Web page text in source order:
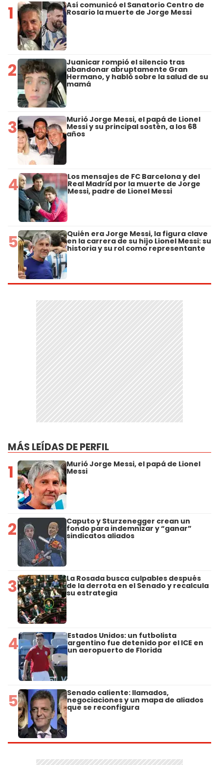
1 Así comunicó el Sanatorio Centro de
Rosario la muerte de Jorge Messi
2 Juanicar rompió el silencio tras
abandonar abruptamente Gran
Hermano, y habló sobre la salud de su
mamá
3 Murió Jorge Messi, el papá de Lionel
Messi y su principal sostén, a los 68
años
4 Los mensajes de FC Barcelona y del
Real Madrid por la muerte de Jorge
Messi, padre de Lionel Messi
5 Quién era Jorge Messi, la figura clave
en la carrera de su hijo Lionel Messi: su
historia y su rol como representante
MÁS LEÍDAS DE PERFIL
1 Murió Jorge Messi, el papá de Lionel
Messi
2 Caputo y Sturzenegger crean un
fondo para indemnizar y “ganar”
sindicatos aliados
3 La Rosada busca culpables después
de la derrota en el Senado y recalcula
su estrategia
4 Estados Unidos: un futbolista
argentino fue detenido por el ICE en
un aeropuerto de Florida
5 Senado caliente: llamados,
negociaciones y un mapa de aliados
que se reconfigura